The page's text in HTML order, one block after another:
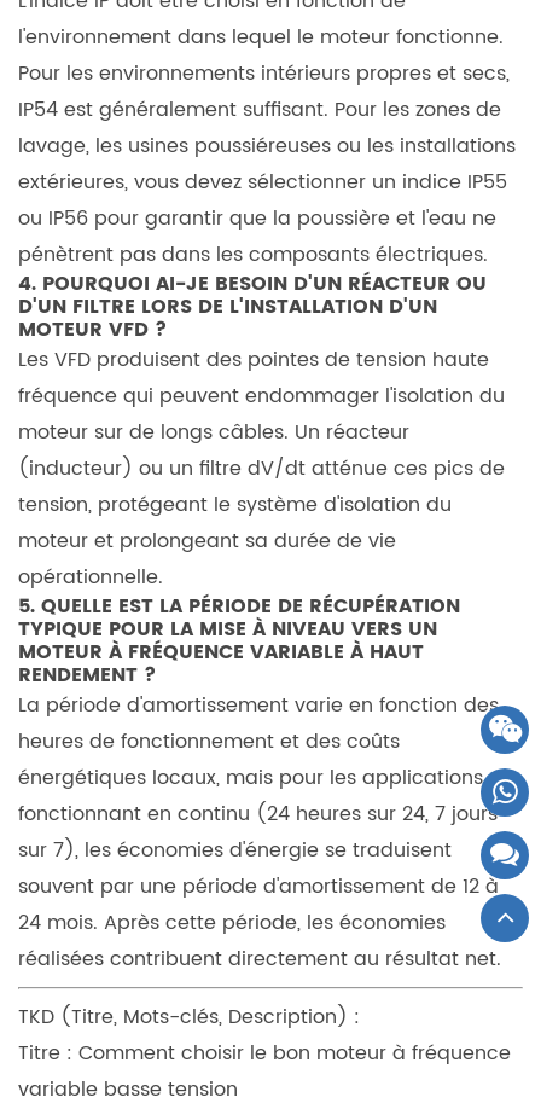
l'environnement dans lequel le moteur fonctionne.
Pour les environnements intérieurs propres et secs,
IP54 est généralement suffisant. Pour les zones de
lavage, les usines poussiéreuses ou les installations
extérieures, vous devez sélectionner un indice IP55
ou IP56 pour garantir que la poussière et l'eau ne
pénètrent pas dans les composants électriques.
4. POURQUOI AI-JE BESOIN D'UN RÉACTEUR OU
D'UN FILTRE LORS DE L'INSTALLATION D'UN
MOTEUR VFD ?
Les VFD produisent des pointes de tension haute
fréquence qui peuvent endommager l'isolation du
moteur sur de longs câbles. Un réacteur
(inducteur) ou un filtre dV/dt atténue ces pics de
tension, protégeant le système d'isolation du
moteur et prolongeant sa durée de vie
opérationnelle.
5. QUELLE EST LA PÉRIODE DE RÉCUPÉRATION
TYPIQUE POUR LA MISE À NIVEAU VERS UN
MOTEUR À FRÉQUENCE VARIABLE À HAUT
RENDEMENT ?
La période d'amortissement varie en fonction des
heures de fonctionnement et des coûts
énergétiques locaux, mais pour les applications
fonctionnant en continu (24 heures sur 24, 7 jours
sur 7), les économies d'énergie se traduisent
souvent par une période d'amortissement de 12 à
24 mois. Après cette période, les économies
réalisées contribuent directement au résultat net.
TKD (Titre, Mots-clés, Description) :
Titre : Comment choisir le bon moteur à fréquence
variable basse tension